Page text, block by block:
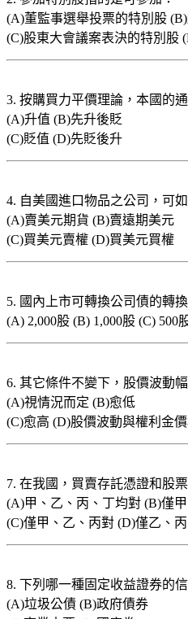
(A)董監事選舉投票的特別股
(C)股東大會議案表決的特別股
3. 按購買力平價理論，本國的
(A)升值 (B)先升後貶
(C)貶值 (D)先貶後升
4. 自美國進口物品之公司，可
(A)賣美元期貨 (B)賣遠期美元
(C)買美元賣權 (D)買美元買權
5. 國內上市可轉換公司債的轉
(A) 2,000股 (B) 1,000股 (C) 500
6. 其它條件不變下，股價波動
(A)視情況而定 (B)愈低
(C)愈高 (D)股價波動與權利金
7. 在我國，買賣存託憑證和股
(A)甲、乙、丙、丁均對 (B)僅
(C)僅甲、乙、丙對 (D)僅乙、
8. 下列哪一種固定收益證券的
(A)垃圾公債 (B)政府債券